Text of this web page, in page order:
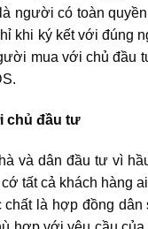
người có toàn
khi ký kết với
mua với chủ
chủ đầu tư
và dân đầu tư vì
tất cả khách hàng
là hợp đồng